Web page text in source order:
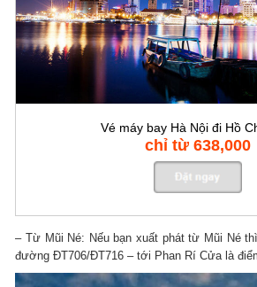
Vé máy bay Hà Nội đi Hồ
chỉ từ 638,000
– Từ Mũi Né: Nếu bạn xuất phát từ Mũi Né
đường ĐT706/ĐT716 – tới Phan Rí Cửa là